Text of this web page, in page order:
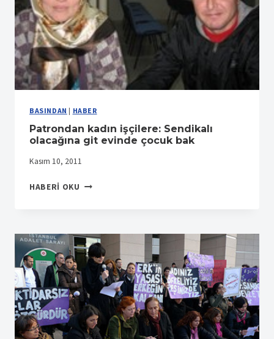
BASINDAN | HABER
Patrondan kadın işçilere: Sendikalı
olacağına git evinde çocuk bak
Kasım 10, 2011
HABERI OKU PATRONDAN
OLACAĞINA
GIT
EVINDE
ÇOCUK
BAK